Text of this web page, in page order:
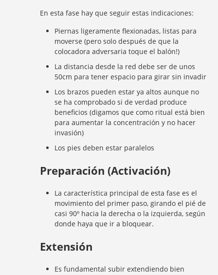
En esta fase hay que seguir estas indicaciones:
Piernas ligeramente flexionadas, listas para
moverse (pero solo después de que la
colocadora adversaria toque el balón!)
La distancia desde la red debe ser de unos
50cm para tener espacio para girar sin invadir
Los brazos pueden estar ya altos aunque no
se ha comprobado si de verdad produce
beneficios (digamos que como ritual está bien
para aumentar la concentración y no hacer
invasión)
Los pies deben estar paralelos
Preparación (Activación)
La característica principal de esta fase es el
movimiento del primer paso, girando el pié de
casi 90º hacia la derecha o la izquierda, según
donde haya que ir a bloquear.
Extensión
Es fundamental subir extendiendo bien